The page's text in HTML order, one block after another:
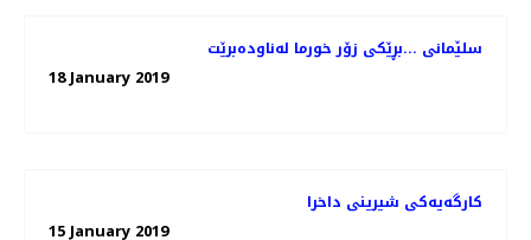
سلێمانی ...بڕێكی زۆر خورما له‌ناوده‌برێت
18 January 2019
كارگه‌یه‌كی شیرینی داخرا
15 January 2019